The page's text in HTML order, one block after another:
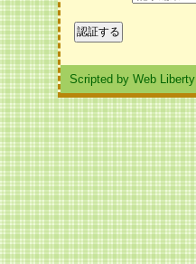
Scripted by Web Liberty